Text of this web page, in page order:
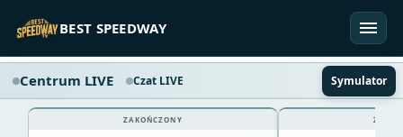
BEST SPEEDWAY
Centrum LIVE Czat LIVE Symulator
ZAKOŃCZONY